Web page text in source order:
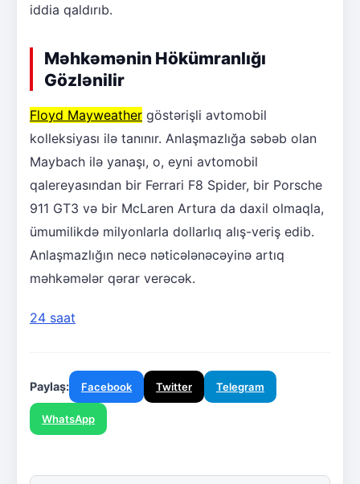
iddia qaldırıb.
Məhkəmənin Hökümranlığı
Gözlənilir
Floyd Mayweather göstərişli avtomobil
kolleksiyası ilə tanınır. Anlaşmazlığa səbəb olan
Maybach ilə yanaşı, o, eyni avtomobil
qalereyasından bir Ferrari F8 Spider, bir Porsche
911 GT3 və bir McLaren Artura da daxil olmaqla,
ümumilikdə milyonlarla dollarlıq alış-veriş edib.
Anlaşmazlığın necə nəticələnəcəyinə artıq
məhkəmələr qərar verəcək.
24 saat
Paylaş: Facebook Twitter Telegram
WhatsApp